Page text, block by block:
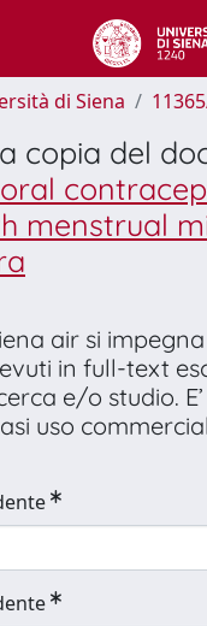
di Siena
copia del
menstrual
air si
in full-text
e/o studio.
uso